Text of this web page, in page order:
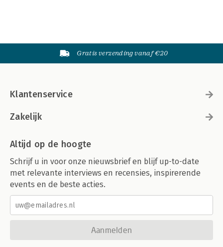
Gratis verzending vanaf €20
Klantenservice
Zakelijk
Altijd op de hoogte
Schrijf u in voor onze nieuwsbrief en blijf up-to-date
met relevante interviews en recensies, inspirerende
events en de beste acties.
Aanmelden